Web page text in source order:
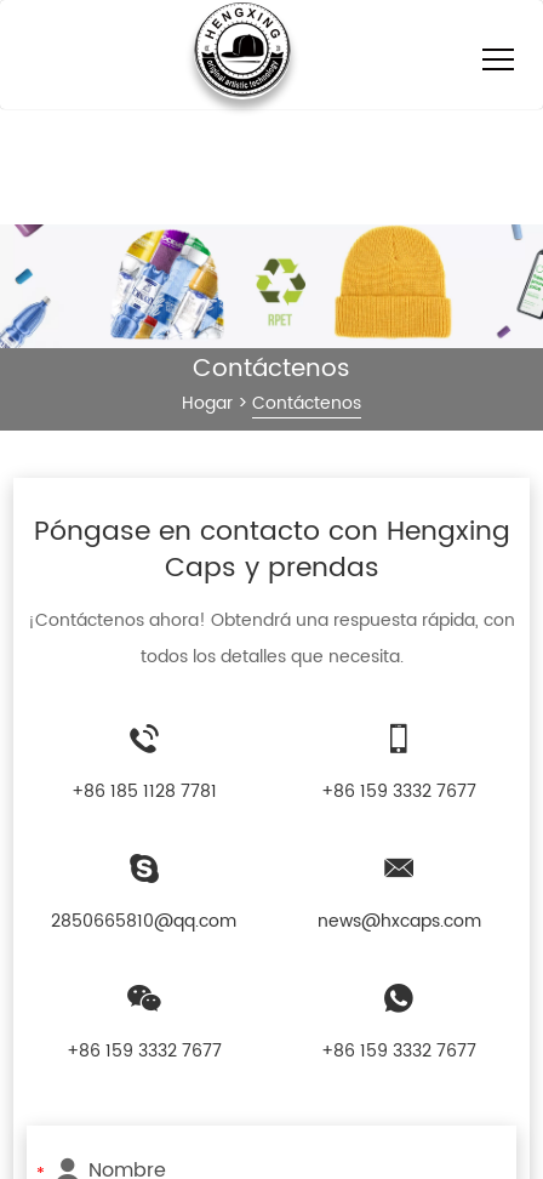
Contáctenos
Hogar > Contáctenos
Póngase en contacto con Hengxing
Caps y prendas
¡Contáctenos ahora! Obtendrá una respuesta rápida, con
todos los detalles que necesita.
+86 185 1128 7781 +86 159 3332 7677
2850665810@qq.com news@hxcaps.com
+86 159 3332 7677 +86 159 3332 7677